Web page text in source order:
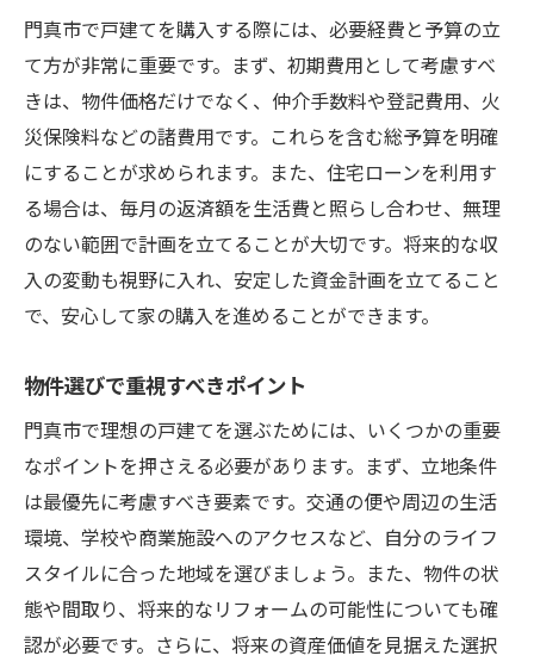
門真市で戸建てを購入する際には、必要経費と予算の立
て方が非常に重要です。まず、初期費用として考慮すべ
きは、物件価格だけでなく、仲介手数料や登記費用、火
災保険料などの諸費用です。これらを含む総予算を明確
にすることが求められます。また、住宅ローンを利用す
る場合は、毎月の返済額を生活費と照らし合わせ、無理
のない範囲で計画を立てることが大切です。将来的な収
入の変動も視野に入れ、安定した資金計画を立てること
で、安心して家の購入を進めることができます。
物件選びで重視すべきポイント
門真市で理想の戸建てを選ぶためには、いくつかの重要
なポイントを押さえる必要があります。まず、立地条件
は最優先に考慮すべき要素です。交通の便や周辺の生活
環境、学校や商業施設へのアクセスなど、自分のライフ
スタイルに合った地域を選びましょう。また、物件の状
態や間取り、将来的なリフォームの可能性についても確
認が必要です。さらに、将来の資産価値を見据えた選択